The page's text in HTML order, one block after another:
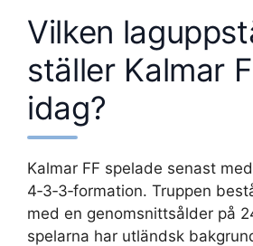
Vilken
ställer Kalmar
idag?
Kalmar FF spelade senast
4‑3‑3‑formation. Truppen
med en genomsnittsålder på
spelarna har utländsk